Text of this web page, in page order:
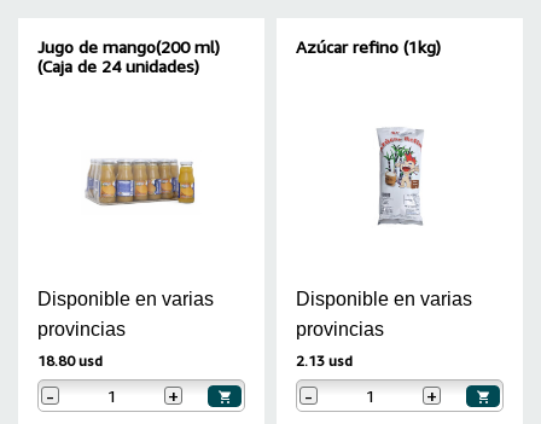
Jugo de mango(200 ml)
(Caja de 24 unidades)
Disponible en varias
provincias
18.80 usd
- +
Azúcar refino (1kg)
Disponible en varias
provincias
2.13 usd
- +